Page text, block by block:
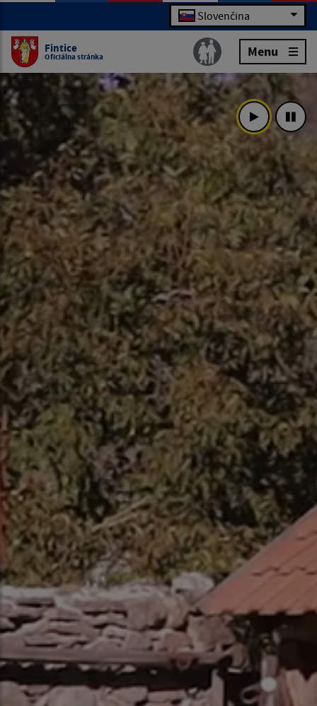
Slovenčina
Fintice
Oficiálna stránka Menu